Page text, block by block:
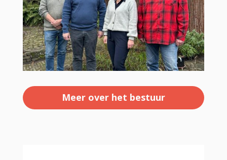
Meer over het bestuur